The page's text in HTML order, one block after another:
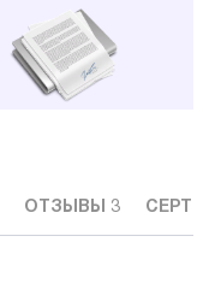
ОТЗЫВЫ 3